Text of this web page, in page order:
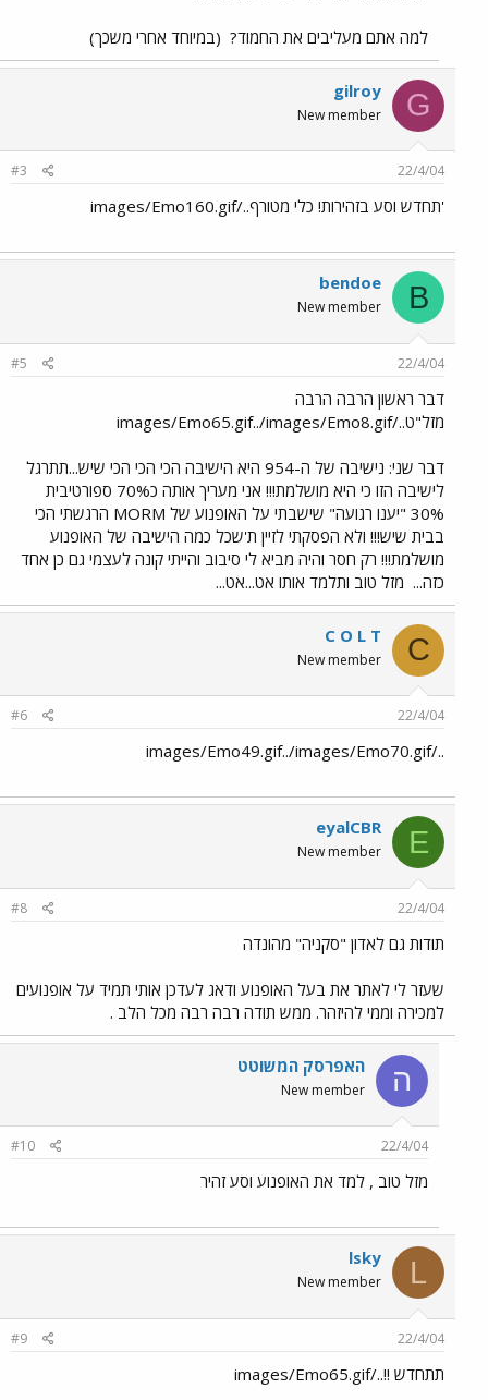
למה אתם מעליבים את החמוד? (במיוחד אחרי משכך)
G
gilroy
New member
22/4/04
#3
'תחדש וסע בזהירות! כלי מטורף../images/Emo160.gif
B
bendoe
New member
22/4/04
#5
דבר ראשון הרבה הרבה
מזל"ט../images/Emo65.gif../images/Emo8.gif
דבר שני: נישיבה של ה-954 היא הישיבה הכי הכי הכי שיש...תתרגל
לישיבה הזו כי היא מושלמת!!! אני מעריך אותה כ70% ספורטיבית
30% "יענו רגועה" שישבתי על האופנוע של MORM הרגשתי הכי
בבית שיש!!! ולא הפסקתי לזיין ת'שכל כמה הישיבה של האופנוע
מושלמת!!! רק חסר והיה מביא לי סיבוב והייתי קונה לעצמי גם כן אחד
כזה... מזל טוב ותלמד אותו אט...אט...
C
C O L T
New member
22/4/04
#6
../images/Emo49.gif../images/Emo70.gif
E
eyalCBR
New member
22/4/04
#8
תודות גם לאדון "סקניה" מהונדה
שעזר לי לאתר את בעל האופנוע ודאג לעדכן אותי תמיד על אופנועים
למכירה וממי להיזהר. ממש תודה רבה רבה מכל הלב .
ה האפרסק המשוטט
New member
22/4/04
#10
מזל טוב , למד את האופנוע וסע זהיר
L
lsky
New member
22/4/04
#9
תתחדש !!../images/Emo65.gif